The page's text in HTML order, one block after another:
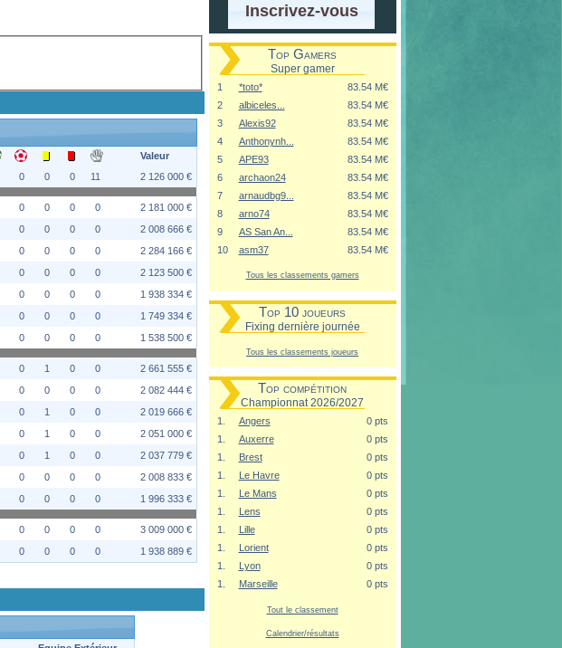
Valeur
0 0 0 11 2 126 000 €
0 0 0 0
2 181 000 €
0 0 0 0
2 008 666 €
0 0 0 0
2 284 166 €
0 0 0 0
2 123 500 €
0 0 0 0
1 938 334 €
0 0 0 0
1 749 334 €
0 0 0 0 1 538 500 €
0 1 0 0
2 661 555 €
0 0 0 0
2 082 444 €
0 1 0 0
2 019 666 €
0 1 0 0
2 051 000 €
0 1 0 0
2 037 779 €
0 0 0 0
2 008 833 €
0 0 0 0 1 996 333 €
0 0 0 0
3 009 000 €
0 0 0 0 1 938 889 €
Inscrivez-vous
Top Gamers
Super gamer
1 *toto*
83.54 M€
2
albiceles...
83.54 M€
3
Alexis92
83.54 M€
4
Anthonynh...
83.54 M€
5
APE93
83.54 M€
6
archaon24
83.54 M€
7
arnaudbg9...
83.54 M€
8
arno74
83.54 M€
9
AS San An...
83.54 M€
10
asm37 83.54 M€
Tous les classements gamers
Top 10 joueurs
Fixing dernière journée
Tous les classements joueurs
Top compétition
Championnat 2026/2027
1. Angers
0 pts
1.
Auxerre
0 pts
1.
Brest
0 pts
1.
Le Havre
0 pts
1.
Le Mans
0 pts
1.
Lens
0 pts
1.
Lille
0 pts
1.
Lorient
0 pts
1.
Lyon
0 pts
1.
Marseille 0 pts
Tout le classement
Calendrier/résultats